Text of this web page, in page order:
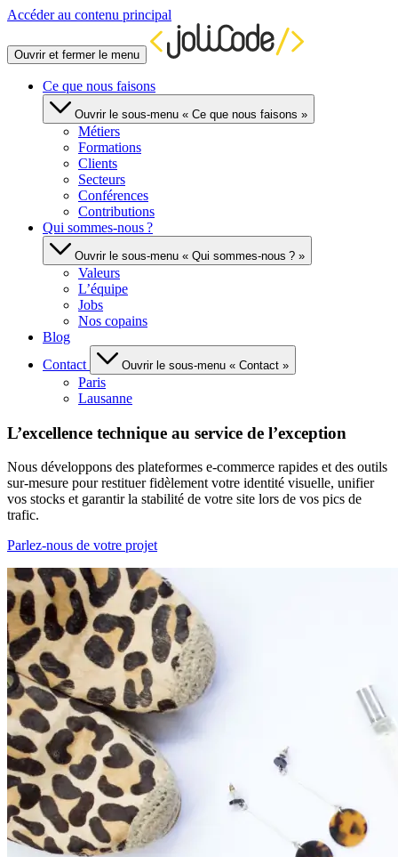
Accéder au contenu principal
Ouvrir et fermer le menu
Ce que nous faisons
Ouvrir le sous-menu « Ce que nous faisons »
Métiers
Formations
Clients
Secteurs
Conférences
Contributions
Qui sommes-nous ?
Ouvrir le sous-menu « Qui sommes-nous ? »
Valeurs
L’équipe
Jobs
Nos copains
Blog
Contact
Ouvrir le sous-menu « Contact »
Paris
Lausanne
L’excellence technique au service de l’exception
Nous développons des plateformes e-commerce rapides et des outils
sur-mesure pour restituer fidèlement votre identité visuelle, unifier
vos stocks et garantir la stabilité de votre site lors de vos pics de
trafic.
Parlez-nous de votre projet